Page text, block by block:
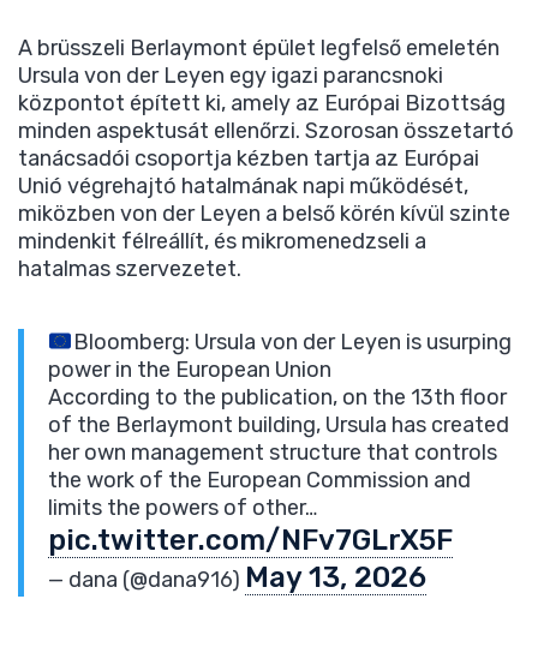
A brüsszeli Berlaymont épület legfelső emeletén
Ursula von der Leyen egy igazi parancsnoki
központot épített ki, amely az Európai Bizottság
minden aspektusát ellenőrzi. Szorosan összetartó
tanácsadói csoportja kézben tartja az Európai
Unió végrehajtó hatalmának napi működését,
miközben von der Leyen a belső körén kívül szinte
mindenkit félreállít, és mikromenedzseli a
hatalmas szervezetet.
Bloomberg: Ursula von der Leyen is usurping
power in the European Union
According to the publication, on the 13th floor
of the Berlaymont building, Ursula has created
her own management structure that controls
the work of the European Commission and
limits the powers of other…
pic.twitter.com/NFv7GLrX5F
— dana (@dana916) May 13, 2026